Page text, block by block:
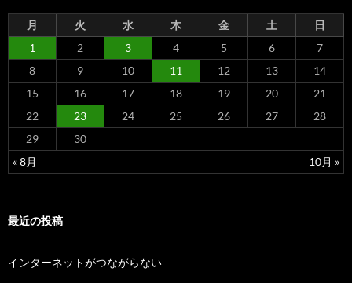
月 火 水 木 金 土 日
« 8月 10月 »
1 2 3 4 5 6
7
8
9 10 11 12 13
14
15
16 17 18 19 20
21
22
23 24 25 26 27
28
29
30
最近の投稿
インターネットがつながらない